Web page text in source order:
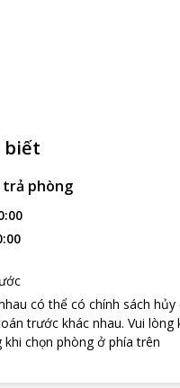
biết
trả phòng
có thể có chính sách
trước khác nhau. Vui lòng
chọn phòng ở phía trên